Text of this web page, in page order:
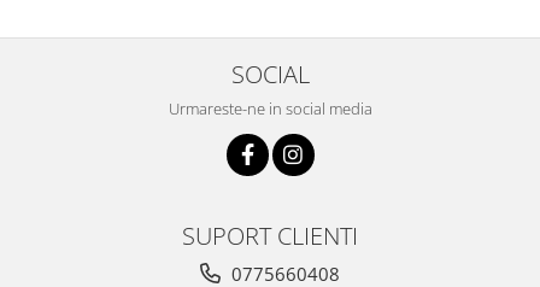
SOCIAL
Urmareste-ne in social media
SUPORT CLIENTI
0775660408